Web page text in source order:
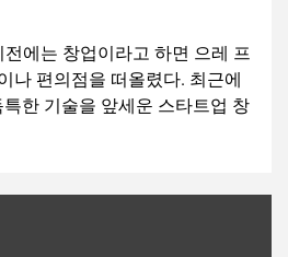
에는 창업이라고 하면 으레 프
나 편의점을 떠올렸다. 최근에
한 기술을 앞세운 스타트업 창